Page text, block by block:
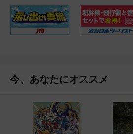
今、あなたにオススメ